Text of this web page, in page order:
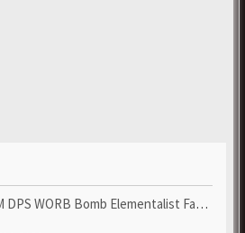
WORB Bomb Elementalist Fast - Grab POE Curren...